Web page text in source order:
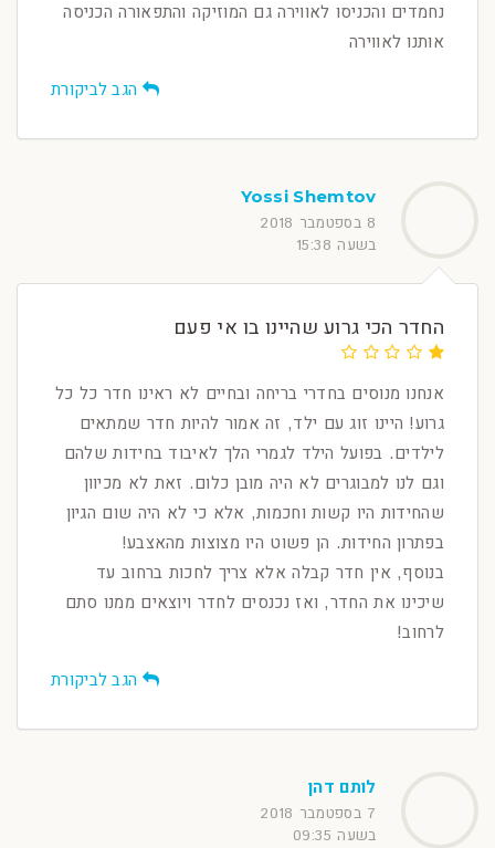
נחמדים והכניסו לאווירה גם המוזיקה והתפאורה הכניסה
אותנו לאווירה
הגב לביקורת
Yossi Shemtov
8 בספטמבר 2018
בשעה 15:38
החדר הכי גרוע שהיינו בו אי פעם
אנחנו מנוסים בחדרי בריחה ובחיים לא ראינו חדר כל כל
גרוע! היינו זוג עם ילד, זה אמור להיות חדר שמתאים
לילדים. בפועל הילד לגמרי הלך לאיבוד בחידות שלהם
וגם לנו למבוגרים לא היה מובן כלום. זאת לא מכיוון
שהחידות היו קשות וחכמות, אלא כי לא היה שום הגיון
בפתרון החידות. הן פשוט היו מצוצות מהאצבע!
בנוסף, אין חדר קבלה אלא צריך לחכות ברחוב עד
שיכינו את החדר, ואז נכנסים לחדר ויוצאים ממנו סתם
לרחוב!
הגב לביקורת
לותם דהן
7 בספטמבר 2018
בשעה 09:35